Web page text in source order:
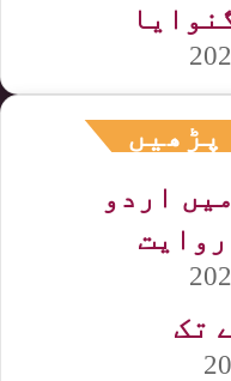
پڑھیں
اردو
تک